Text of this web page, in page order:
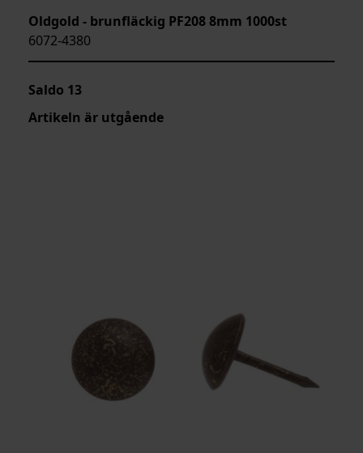
Oldgold - brunfläckig PF208 8mm 1000st
6072-4380
Saldo 13
Artikeln är utgående